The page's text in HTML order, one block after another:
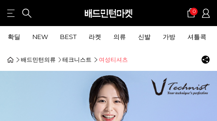
0
확딜 NEW BEST 라켓 의류 신발 가방 셔틀콕
배드민턴의류 테크니스트 여성티셔츠